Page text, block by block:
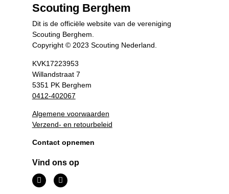
Scouting Berghem
Dit is de officiële website van de vereniging
Scouting Berghem.
Copyright © 2023 Scouting Nederland.
KVK17223953
Willandstraat 7
5351 PK Berghem
0412-402067
Algemene voorwaarden
Verzend- en retourbeleid
Contact opnemen
Vind ons op